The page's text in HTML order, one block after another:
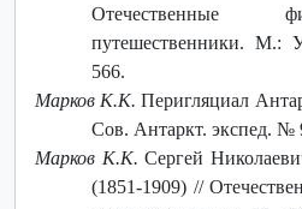
Отечественные
путешественники. М.:
566.
Марков К.К. Перигляциал
Сов. Антаркт. экспед. №
Марков К.К. Сергей
(1851-1909) //